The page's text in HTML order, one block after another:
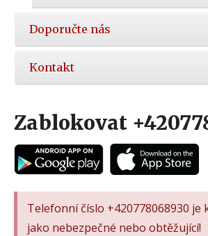
Doporučte nás
Kontakt
Zablokovat
Telefonní číslo +420778068930 je
jako nebezpečné nebo obtěžující!